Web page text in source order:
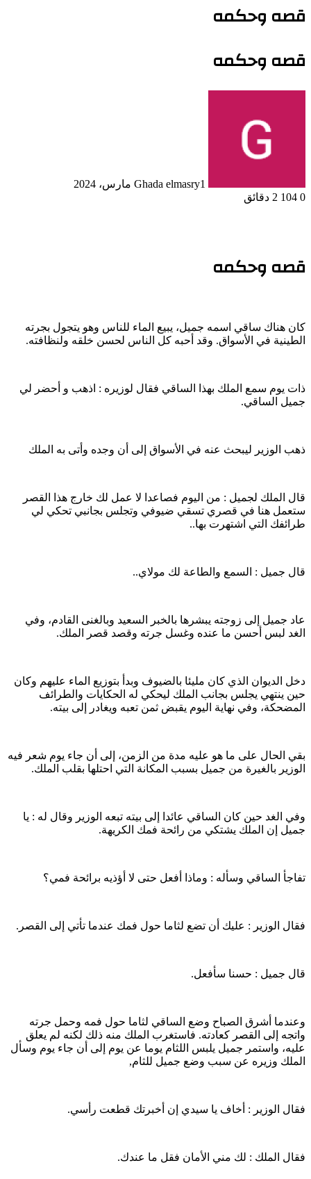
قصه وحكمه
قصه وحكمه
Ghada elmasry1 مارس، 2024
0
2 دقائق
قصه وحكمه
كان هناك ساقي اسمه جميل، يبيع الماء للناس وهو يتجول بجرته
الطينية في الأسواق. وقد أحبه كل الناس لحسن خلقه ولنظافته.
ذات يوم سمع الملك بهذا الساقي فقال لوزيره : اذهب و أحضر لي
جميل الساقي.
ذهب الوزير ليبحث عنه في الأسواق إلى أن وجده وأتى به الملك
قال الملك لجميل : من اليوم فصاعدا لا عمل لك خارج هذا القصر
ستعمل هنا في قصري تسقي ضيوفي وتجلس بجانبي تحكي لي
طرائفك التي اشتهرت بها..
قال جميل : السمع والطاعة لك مولاي..
عاد جميل إلى زوجته يبشرها بالخبر السعيد وبالغنى القادم، وفي
الغد لبس أحسن ما عنده وغسل جرته وقصد قصر الملك.
دخل الديوان الذي كان مليئا بالضيوف وبدأ بتوزيع الماء عليهم وكان
حين ينتهي يجلس بجانب الملك ليحكي له الحكايات والطرائف
المضحكة، وفي نهاية اليوم يقبض ثمن تعبه ويغادر إلى بيته.
بقي الحال على ما هو عليه مدة من الزمن، إلى أن جاء يوم شعر فيه
الوزير بالغيرة من جميل بسبب المكانة التي احتلها بقلب الملك.
وفي الغد حين كان الساقي عائدا إلى بيته تبعه الوزير وقال له : يا
جميل إن الملك يشتكي من رائحة فمك الكريهة.
تفاجأ الساقي وسأله : وماذا أفعل حتى لا أؤذيه برائحة فمي؟
فقال الوزير : عليك أن تضع لثاما حول فمك عندما تأتي إلى القصر.
قال جميل : حسنا سأفعل.
وعندما أشرق الصباح وضع الساقي لثاما حول فمه وحمل جرته
واتجه إلى القصر كعادته. فاستغرب الملك منه ذلك لكنه لم يعلق
عليه، واستمر جميل يلبس اللثام يوما عن يوم إلى أن جاء يوم وسأل
الملك وزيره عن سبب وضع جميل للثام,
فقال الوزير : أخاف يا سيدي إن أخبرتك قطعت رأسي.
فقال الملك : لك مني الأمان فقل ما عندك.